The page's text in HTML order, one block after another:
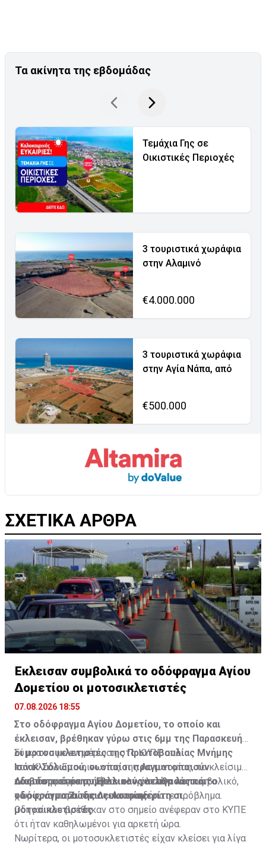
Τα ακίνητα της εβδομάδας
Τεμάχια Γης σε
Οικιστικές Περιοχές
3 τουριστικά χωράφια
στην Αλαμινό
€4.000.000
3 τουριστικά χωράφια
στην Αγία Νάπα, από
€500.000
ΣΧΕΤΙΚΑ ΑΡΘΡΑ
Έκλεισαν συμβολικά το οδόφραγμα Αγίου
Δομετίου οι μοτοσικλετιστές
07.08.2026 18:55
Στο οδόφραγμα Αγίου Δομετίου, το οποίο και
έκλεισαν, βρέθηκαν γύρω στις 6μμ της Παρασκευής
οι μοτοσυκλετιστές της Πρωτοβουλίας Μνήμης
Ισάακ-Σολωμού, οι οποίοι πραγματοποιούν
οδοιπορικό σε συμβολικούς σταθμούς και
οδοφράγματα της Λευκωσίας.
Σύμφωνα με ενημέρωση στο ΚΥΠΕ από
τον Κλάδο Επικοινωνίας της Αστυνομίας, το κλείσιμο
του οδοφράγματος ήταν ολιγόλεπτο και συμβολικό,
χωρίς να παρουσιαστεί οποιοδήποτε πρόβλημα.
Διαβάστε επίσης:Έκλεισαν για λίγα λεπτά το
οδόφραγμα Ζώδειας-Αστρομερίτη οι
μοτοσικλετιστές
Οδηγοί που βρέθηκαν στο σημείο ανέφεραν στο ΚΥΠΕ
ότι ήταν καθηλωμένοι για αρκετή ώρα.
Νωρίτερα, οι μοτοσυκλετιστές είχαν κλείσει για λίγα